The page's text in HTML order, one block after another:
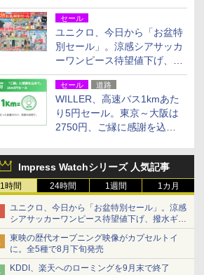
「空港西出口」の利用検討を
セール
ユニクロ、今日から「お盆特
別セール」。涼感シアサッカ
ーワンピース待望値下げ、撥
水ギアショーツは1990円に
セール 道路
WILLER、高速バス1kmあた
り5円セール。東京～大阪は
2750円、ご縁に感謝を込め
Impress Watchシリーズ 人気記事
1時間 24時間 1週間 1カ月
ユニクロ、今日から「お盆特別セール」。涼感
シアサッカーワンピース待望値下げ、撥水ギア
ショーツは1990円に
東映の歴代オープニング映像がカプセルトイ
に。全5種で8月下旬発売
KDDI、楽天へのローミングを9月末で終了